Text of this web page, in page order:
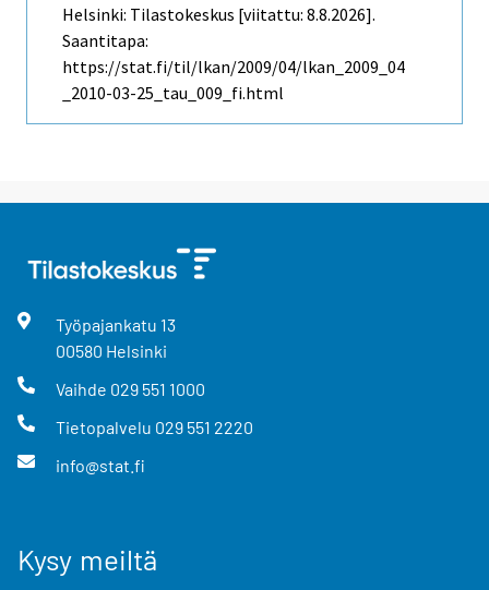
Helsinki: Tilastokeskus [viitattu: 8.8.2026].
Saantitapa:
https://stat.fi/til/lkan/2009/04/lkan_2009_04
_2010-03-25_tau_009_fi.html
Työpajankatu 13
00580 Helsinki
Vaihde 029 551 1000
Tietopalvelu 029 551 2220
info@stat.fi
Kysy meiltä